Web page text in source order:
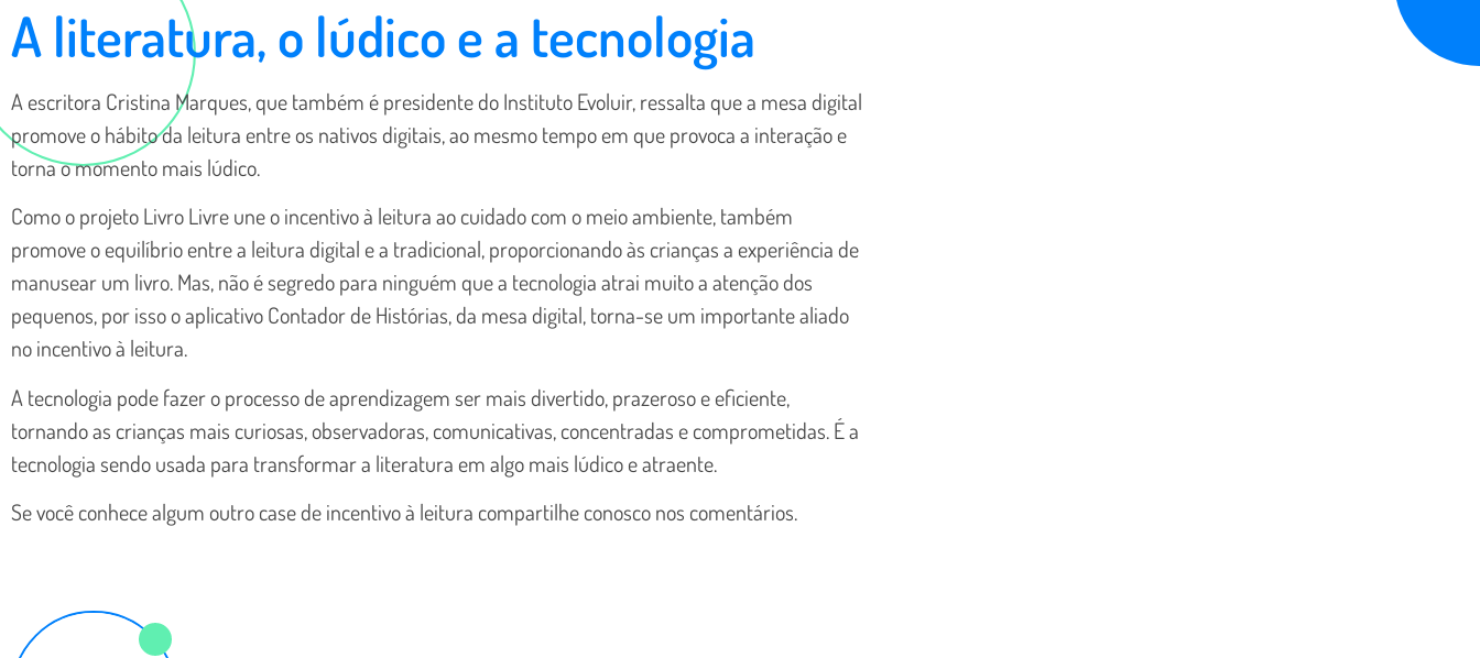
A literatura, o lúdico e a tecnologia
A escritora Cristina Marques, que também é presidente do Instituto Evoluir, ressalta que a mesa digital
promove o hábito da leitura entre os nativos digitais, ao mesmo tempo em que provoca a interação e
torna o momento mais lúdico.
Como o projeto Livro Livre une o incentivo à leitura ao cuidado com o meio ambiente, também
promove o equilíbrio entre a leitura digital e a tradicional, proporcionando às crianças a experiência de
manusear um livro. Mas, não é segredo para ninguém que a tecnologia atrai muito a atenção dos
pequenos, por isso o aplicativo Contador de Histórias, da mesa digital, torna-se um importante aliado
no incentivo à leitura.
A tecnologia pode fazer o processo de aprendizagem ser mais divertido, prazeroso e eficiente,
tornando as crianças mais curiosas, observadoras, comunicativas, concentradas e comprometidas. É a
tecnologia sendo usada para transformar a literatura em algo mais lúdico e atraente.
Se você conhece algum outro case de incentivo à leitura compartilhe conosco nos comentários.